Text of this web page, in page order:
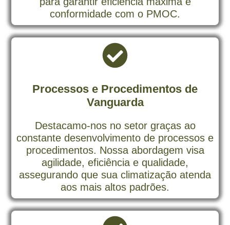
conformidade com o PMOC.
Processos e Procedimentos de
Vanguarda
Destacamo-nos no setor graças ao
constante desenvolvimento de processos e
procedimentos. Nossa abordagem visa
agilidade, eficiência e qualidade,
assegurando que sua climatização atenda
aos mais altos padrões.